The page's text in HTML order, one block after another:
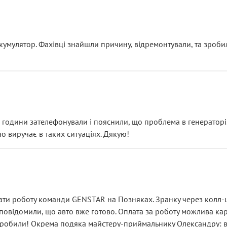
із головним гальмівним циліндром у зборі.
і тоді сервіс наче справив хороше враження. Але
хвилюватися. ( надіюсь новий власник, не застяг в полі))
підірвав.
а “аби швидше і дорожче”. Саме це і псує загальне
Фахівці знайшли причину, відремонтували, та
зателефонували і пояснили, що проблема в
виручає в таких ситуаціях. Дякую!
роботу команди GENSTAR на Позняках. Зранку через колл-
що авто вже готово. Оплата за роботу можлива
Окрема подяка майстеру-приймальнику Олександру: